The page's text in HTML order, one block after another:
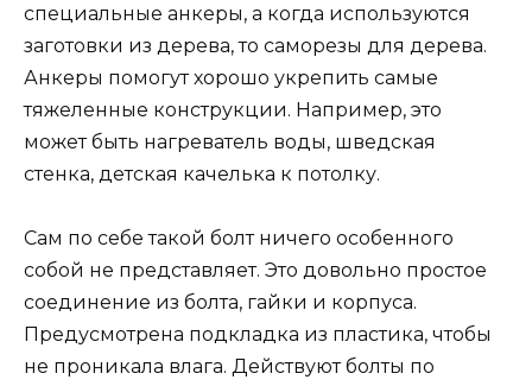
специальные анкеры, а когда используются
заготовки из дерева, то саморезы для дерева.
Анкеры помогут хорошо укрепить самые
тяжеленные конструкции. Например, это
может быть нагреватель воды, шведская
стенка, детская качелька к потолку.
Сам по себе такой болт ничего особенного
собой не представляет. Это довольно простое
соединение из болта, гайки и корпуса.
Предусмотрена подкладка из пластика, чтобы
не проникала влага. Действуют болты по